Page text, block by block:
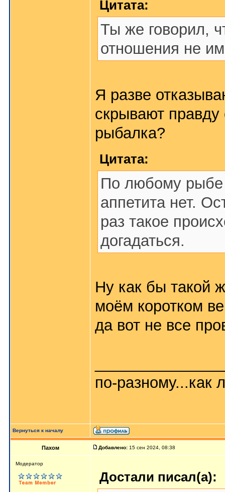
Цитата:
Ты же говорил,
отношения не
Я разве
скрывают правду
рыбалка?
Цитата:
По любому рыбе
аппетита нет.
раз такое
догадаться.
Ну как бы такой
моём коротком
да вот не все
по-разному...как
Вернуться к началу
Пахом Добавлено: 15 сен 2024, 08:38
Мoдератор
Достали писал(а):